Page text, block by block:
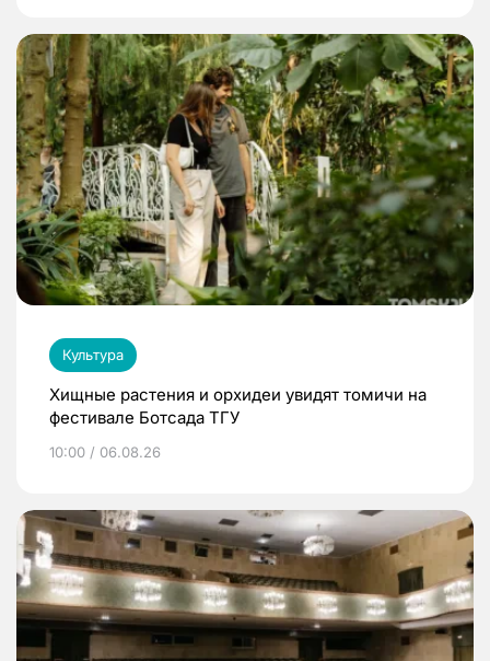
Культура
Хищные растения и орхидеи увидят томичи на
фестивале Ботсада ТГУ
10:00 / 06.08.26